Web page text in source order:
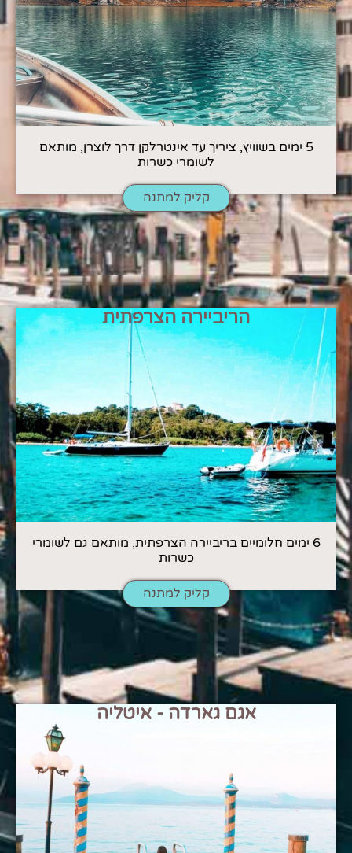
5 ימים בשוויץ, ציריך עד אינטרלקן דרך לוצרן, מותאם
לשומרי כשרות
קליק למתנה
הריביירה הצרפתית
6 ימים חלומיים בריביירה הצרפתית, מותאם גם לשומרי
כשרות
קליק למתנה
אגם גארדה - איטליה